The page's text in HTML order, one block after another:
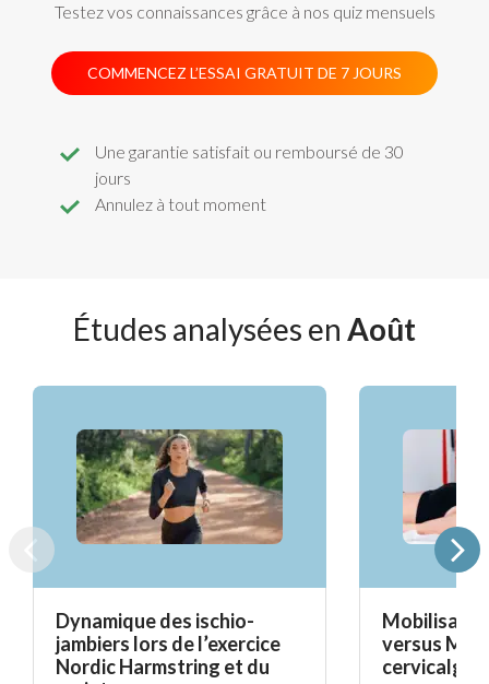
Testez vos connaissances grâce à nos quiz mensuels
COMMENCEZ L’ESSAI GRATUIT DE 7 JOURS
Une garantie satisfait ou remboursé de 30
jours
Annulez à tout moment
Études analysées en Août
Dynamique des ischio-
jambiers lors de l’exercice
Nordic Harmstring et du
versus
cervicalgie